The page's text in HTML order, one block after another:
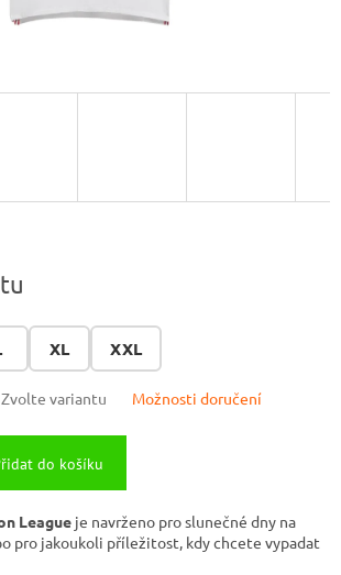
XL XXL
Zvolte variantu Možnosti doručení
do košíku
League je navrženo pro slunečné dny na
pro jakoukoli příležitost, kdy chcete vypadat